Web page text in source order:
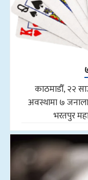
काठमाडौँ, २२
अवस्थामा ७
भरतपुर